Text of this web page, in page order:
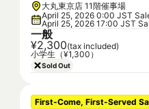
大丸東京店 11階催事場
April 25, 2026 0:00 JST
April 25, 2026 17:00 JST
一般
¥2,300(tax included)
小学生（¥1,300）
Sold Out
First-Come, First-Served